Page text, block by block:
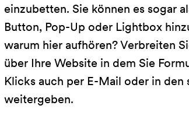
einzubetten. Sie können es sogar
Button, Pop-Up oder Lightbox
warum hier aufhören? Verbreiten
über Ihre Website in dem Sie
Klicks auch per E-Mail oder in den
weitergeben.